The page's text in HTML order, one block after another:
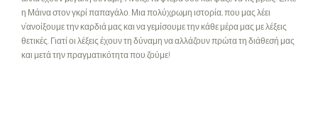
η Μάινα στον γκρί παπαγάλο. Μια πολύχρωμη ιστορία, που μας λέει
ν'ανοίξουμε την καρδιά μας και να γεμίσουμε την κάθε μέρα μας με λέξεις
θετικές. Γιατί οι λέξεις έχουν τη δύναμη να αλλάζουν πρώτα τη διάθεσή μας
και μετά την πραγματικότητα που ζούμε!